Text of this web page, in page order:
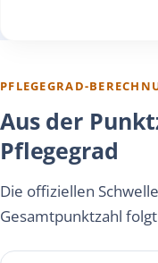
PFLEGEGRAD-
Aus der
Pflegegrad
Die offiziellen
Gesamtpunktzahl